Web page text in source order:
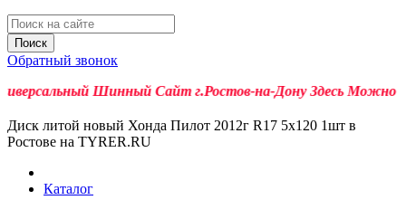
Поиск
Обратный звонок
Шинный Сайт г.Ростов-на-Дону Здесь Можно
Диск литой новый Хонда Пилот 2012г R17 5x120 1шт в
Ростове на TYRER.RU
Каталог